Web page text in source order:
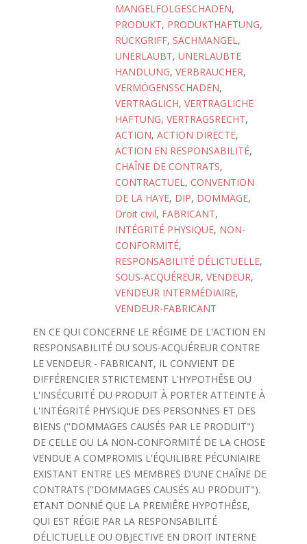
MANGELFOLGESCHADEN,
PRODUKT, PRODUKTHAFTUNG,
RÜCKGRIFF, SACHMANGEL,
UNERLAUBT, UNERLAUBTE
HANDLUNG, VERBRAUCHER,
VERMÖGENSSCHADEN,
VERTRAGLICH, VERTRAGLICHE
HAFTUNG, VERTRAGSRECHT,
ACTION, ACTION DIRECTE,
ACTION EN RESPONSABILITÉ,
CHAÎNE DE CONTRATS,
CONTRACTUEL, CONVENTION
DE LA HAYE, DIP, DOMMAGE,
Droit civil, FABRICANT,
INTÉGRITÉ PHYSIQUE, NON-
CONFORMITÉ,
RESPONSABILITÉ DÉLICTUELLE,
SOUS-ACQUÉREUR, VENDEUR,
VENDEUR INTERMÉDIAIRE,
VENDEUR-FABRICANT
EN CE QUI CONCERNE LE RÉGIME DE L'ACTION EN
RESPONSABILITÉ DU SOUS-ACQUÉREUR CONTRE
LE VENDEUR - FABRICANT, IL CONVIENT DE
DIFFÉRENCIER STRICTEMENT L'HYPOTHÊSE OU
L'INSÉCURITÉ DU PRODUIT À PORTER ATTEINTE À
L'INTÉGRITÉ PHYSIQUE DES PERSONNES ET DES
BIENS ("DOMMAGES CAUSÉS PAR LE PRODUIT")
DE CELLE OU LA NON-CONFORMITÉ DE LA CHOSE
VENDUE A COMPROMIS L'ÉQUILIBRE PÉCUNIAIRE
EXISTANT ENTRE LES MEMBRES D'UNE CHAÎNE DE
CONTRATS ("DOMMAGES CAUSÉS AU PRODUIT").
ETANT DONNÉ QUE LA PREMIÊRE HYPOTHÊSE,
QUI EST RÉGIE PAR LA RESPONSABILITÉ
DÉLICTUELLE OU OBJECTIVE EN DROIT INTERNE